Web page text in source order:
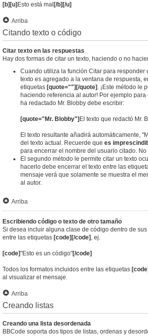
[b][u]Esto está mal[/b][/u]
Arriba
Citando texto o código
Citar texto en las respuestas
Hay dos formas de citar un texto, haciendo o no
Cuando utiliza la función Citar para responder
texto es agregado a la ventana de respuesta,
etiquetas [quote=""][/quote] . ¡Este método le
haciendo referencia al autor! Por ejemplo para
ha redactado Mr. Blobby debe escribir:
[quote="Mr. Blobby"] El texto que redactó Mr.
El texto resultante añadirá automáticamente,
del texto actual. Recuerde que es
para encerrar el nombre del usuario citado.
El segundo método le permite citar un texto
hacerlo debe encerrar el texto entre las
mensaje verá que solamente se muestra el
al autor.
Arriba
Escribiendo código o texto de otro tamaño
Si desea incluir alguna clase de código dentro de
entre las etiquetas [code][/code] , ej.
[code]"Esto es un código"[/code]
Todos los formatos incluidos entre las etiquetas
al visualizar el mensaje.
Arriba
Creando listas
Creando una lista desordenada
BBCode soporta dos tipos de listas, ordenas y